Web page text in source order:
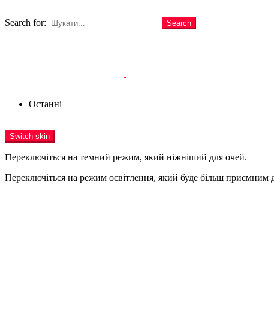
Search for:
Search
Останні
Switch skin
Переключіться на темний режим, який ніжніший для очей.
Переключіться на режим освітлення, який буде більш приємним